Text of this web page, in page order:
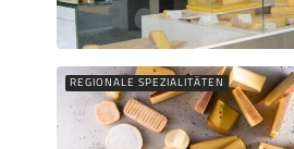
REGIONALE SPEZIALITÄTEN